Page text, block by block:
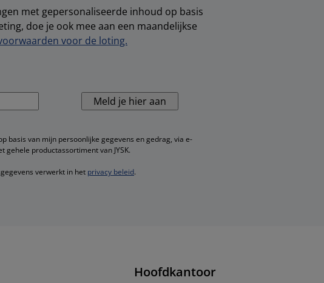
met gepersonaliseerde inhoud op basis
doe je ook mee aan een maandelijkse
voor de loting.
Meld je hier aan
basis van mijn persoonlijke gegevens en gedrag, via e-
productassortiment van JYSK.
verwerkt in het privacy beleid.
Hoofdkantoor